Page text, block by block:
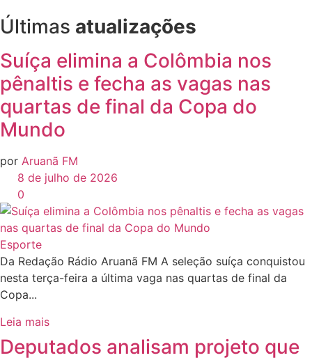
Últimas atualizações
Suíça elimina a Colômbia nos
pênaltis e fecha as vagas nas
quartas de final da Copa do
Mundo
por Aruanã FM
8 de julho de 2026
0
Esporte
Da Redação Rádio Aruanã FM A seleção suíça conquistou
nesta terça-feira a última vaga nas quartas de final da
Copa...
Leia mais
Deputados analisam projeto que